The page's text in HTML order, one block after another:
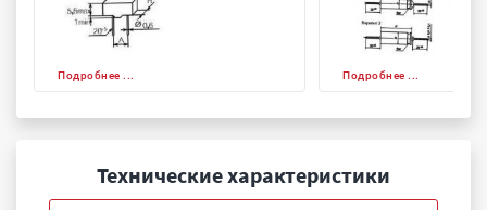
Подробнее ... Подробнее ...
Технические характеристики